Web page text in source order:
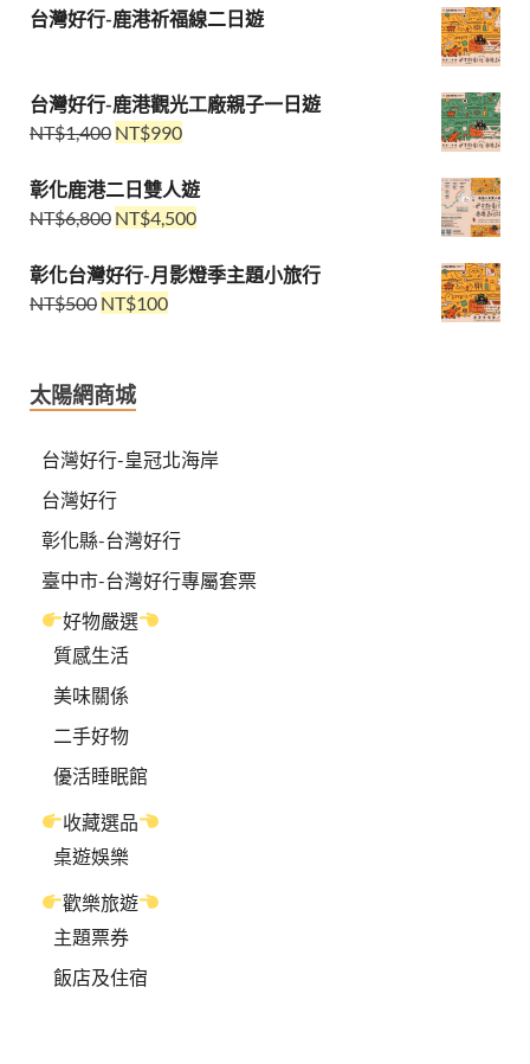
台灣好行-鹿港祈福線二日遊
台灣好行-鹿港觀光工廠親子一日遊
NT$1,400 NT$990
彰化鹿港二日雙人遊
NT$6,800 NT$4,500
彰化台灣好行-月影燈季主題小旅行
NT$500 NT$100
太陽網商城
台灣好行-皇冠北海岸
台灣好行
彰化縣-台灣好行
臺中市-台灣好行專屬套票
好物嚴選
質感生活
美味關係
二手好物
優活睡眠館
收藏選品
桌遊娛樂
歡樂旅遊
主題票券
飯店及住宿